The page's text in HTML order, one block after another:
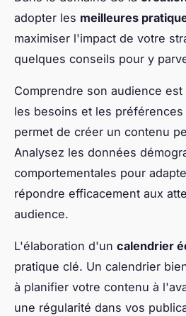
adopter les meilleures
maximiser l'impact de votre
quelques conseils pour y
Comprendre son audience
les besoins et les
permet de créer un contenu
Analysez les données
comportementales pour
répondre efficacement aux
audience.
L'élaboration d'un calendrier
pratique clé. Un calendrier
à planifier votre contenu à
une régularité dans vos